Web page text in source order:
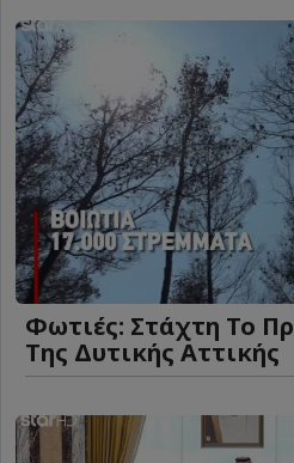
Φωτιές: Στάχτη Το
Της Δυτικής Αττικής